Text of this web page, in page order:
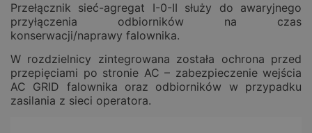
Przełącznik sieć-agregat I-0-II służy do awaryjnego
przyłączenia odbiorników na czas
konserwacji/naprawy falownika.
W rozdzielnicy zintegrowana została ochrona przed
przepięciami po stronie AC – zabezpieczenie wejścia
AC GRID falownika oraz odbiorników w przypadku
zasilania z sieci operatora.